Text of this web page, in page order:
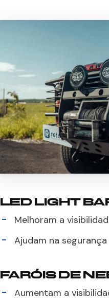
LED LIGHT
Melhoram a
Ajudam na
FARÓIS DE
Aumentam a